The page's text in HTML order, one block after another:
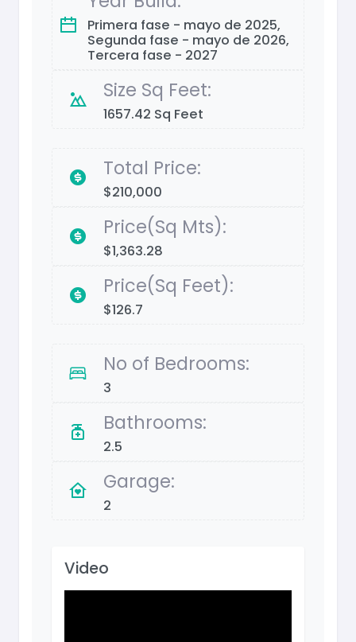
Primera fase - mayo de 2025,
Segunda fase - mayo de 2026,
Tercera fase - 2027
Size Sq Feet:
1657.42 Sq Feet
Total Price:
$210,000
Price(Sq Mts):
$1,363.28
Price(Sq Feet):
$126.7
No of Bedrooms:
3
Bathrooms:
2.5
Garage:
2
Video